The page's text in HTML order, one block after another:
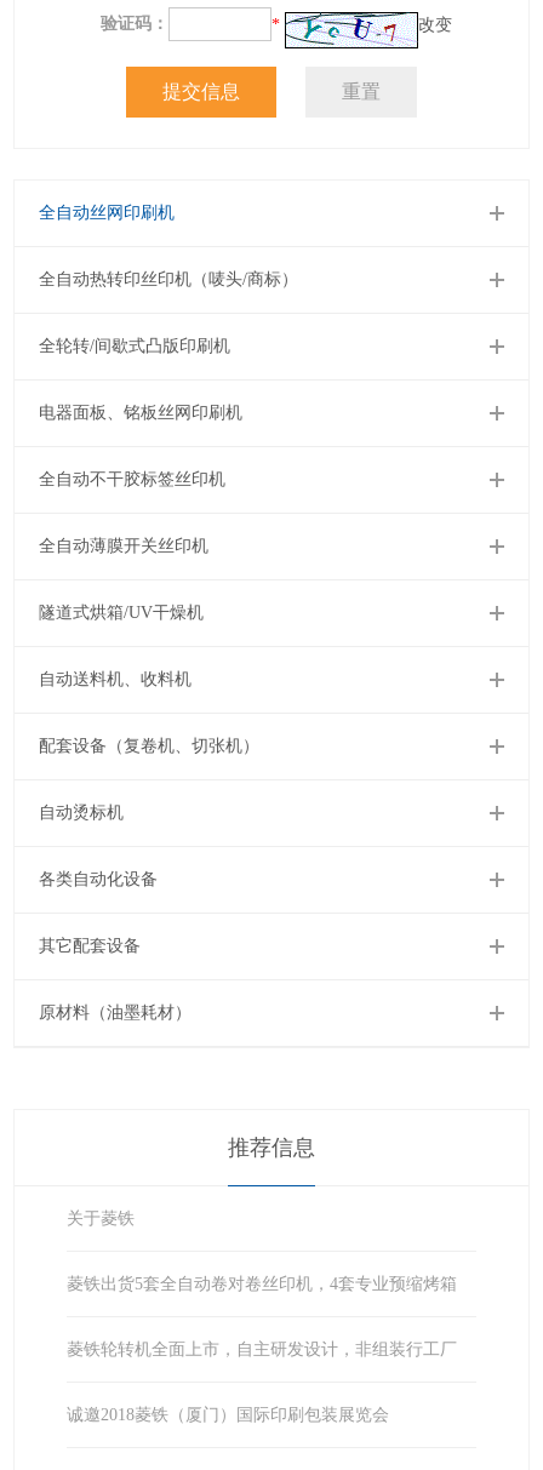
验证码： * 改变
全自动丝网印刷机
全自动热转印丝印机（唛头/商标）
全轮转/间歇式凸版印刷机
电器面板、铭板丝网印刷机
全自动不干胶标签丝印机
全自动薄膜开关丝印机
隧道式烘箱/UV干燥机
自动送料机、收料机
配套设备（复卷机、切张机）
自动烫标机
各类自动化设备
其它配套设备
原材料（油墨耗材）
推荐信息
关于菱铁
菱铁出货5套全自动卷对卷丝印机，4套专业预缩烤箱
菱铁轮转机全面上市，自主研发设计，非组装行工厂
诚邀2018菱铁（厦门）国际印刷包装展览会